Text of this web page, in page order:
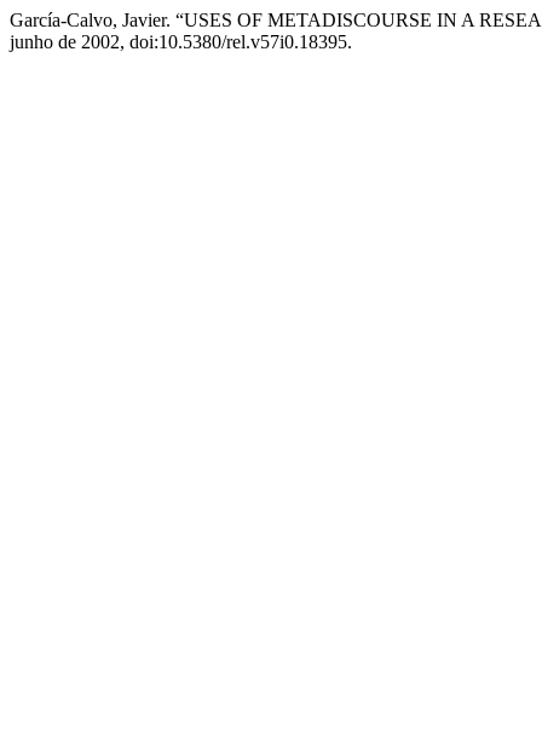
García-Calvo, Javier. “USES OF METADISCOURSE IN A
junho de 2002, doi:10.5380/rel.v57i0.18395.